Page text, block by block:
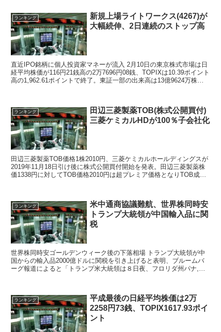
ランキング
新規上場ライトワークス(4267)が
大幅続伸、2日連続のストップ高
直近IPO銘柄に個人投資家マネーが流入 2月10日の東京株式市場は日
経平均株価が116円21銭高の2万7696円08銭、TOPIXは10.39ポイント
高の1,962.61ポイントで終了。東証一部の出来高は13億9624万株、
ランキング
田辺三菱製薬TOB(株式公開買付)
三菱ケミカルHDが100％子会社化
田辺三菱製薬TOB価格1株2010円、三菱ケミカルホールディングスが
2019年11月18日引け後に株式公開買付開始を発表。田辺三菱製薬株
価1338円に対してTOB価格2010円は超プレミア価格となりTOB成立
ランキング
米中通商協議難航、世界株同時安
トランプ大統領が中国輸入品に関
税
世界株同時安ゴールデンウィーク後の下落相場 トランプ大統領が中
国からの輸入品2000億ドルに関税を引き上げると表明、ブルームバ
ーグ報道によると「トランプ米大統領は８日夜、フロリダ州パナ,マ
ランキング
平成最後の日経平均株価は2万
2258円73銭、TOPIX1617.93ポイ
ント